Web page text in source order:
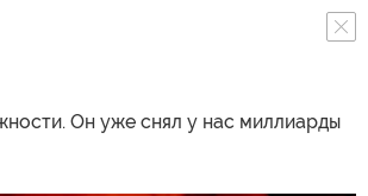
Он уже снял у нас миллиарды